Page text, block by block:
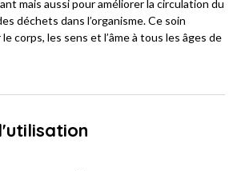
mais aussi pour améliorer la circulation du
déchets dans l’organisme. Ce soin
corps, les sens et l’âme à tous les âges de